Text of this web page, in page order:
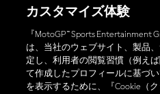
プライバシ
購入ポ
オフィシ
カスタマイズ体験
『MotoGP™ Sports Entertainment
は、当社のウェブサイト、製品
定し、利用者の閲覧習慣（例え
て作成したプロフィールに基づ
を表示するために、『Cookie（